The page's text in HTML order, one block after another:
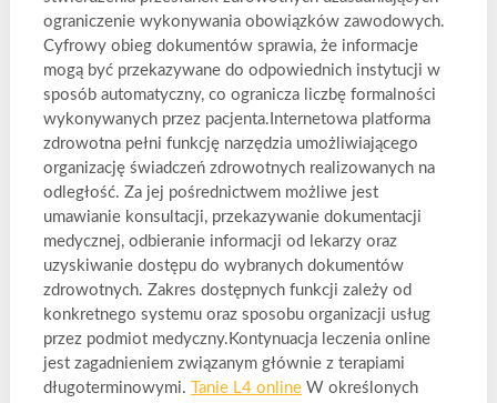
ograniczenie wykonywania obowiązków zawodowych.
Cyfrowy obieg dokumentów sprawia, że informacje
mogą być przekazywane do odpowiednich instytucji w
sposób automatyczny, co ogranicza liczbę formalności
wykonywanych przez pacjenta.Internetowa platforma
zdrowotna pełni funkcję narzędzia umożliwiającego
organizację świadczeń zdrowotnych realizowanych na
odległość. Za jej pośrednictwem możliwe jest
umawianie konsultacji, przekazywanie dokumentacji
medycznej, odbieranie informacji od lekarzy oraz
uzyskiwanie dostępu do wybranych dokumentów
zdrowotnych. Zakres dostępnych funkcji zależy od
konkretnego systemu oraz sposobu organizacji usług
przez podmiot medyczny.Kontynuacja leczenia online
jest zagadnieniem związanym głównie z terapiami
długoterminowymi.
Tanie L4 onlineW określonych